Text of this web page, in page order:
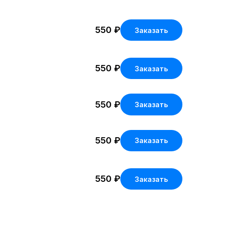
550 ₽ Заказать
550 ₽ Заказать
550 ₽ Заказать
550 ₽ Заказать
550 ₽ Заказать